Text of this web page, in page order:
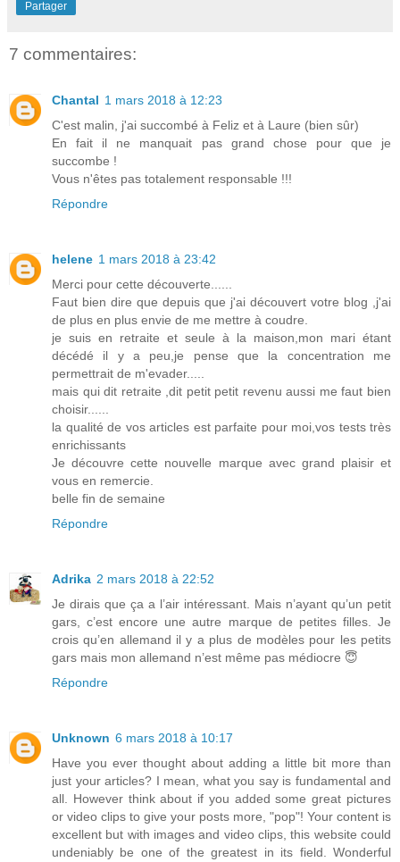
Partager
7 commentaires:
Chantal 1 mars 2018 à 12:23
C'est malin, j'ai succombé à Feliz et à Laure (bien sûr)
En fait il ne manquait pas grand chose pour que je
succombe !
Vous n'êtes pas totalement responsable !!!
Répondre
helene 1 mars 2018 à 23:42
Merci pour cette découverte......
Faut bien dire que depuis que j'ai découvert votre blog ,j'ai
de plus en plus envie de me mettre à coudre.
je suis en retraite et seule à la maison,mon mari étant
décédé il y a peu,je pense que la concentration me
permettrait de m'evader.....
mais qui dit retraite ,dit petit petit revenu aussi me faut bien
choisir......
la qualité de vos articles est parfaite pour moi,vos tests très
enrichissants
Je découvre cette nouvelle marque avec grand plaisir et
vous en remercie.
belle fin de semaine
Répondre
Adrika 2 mars 2018 à 22:52
Je dirais que ça a l’air intéressant. Mais n’ayant qu’un petit
gars, c’est encore une autre marque de petites filles. Je
crois qu’en allemand il y a plus de modèles pour les petits
gars mais mon allemand n’est même pas médiocre 😇
Répondre
Unknown 6 mars 2018 à 10:17
Have you ever thought about adding a little bit more than
just your articles? I mean, what you say is fundamental and
all. However think about if you added some great pictures
or video clips to give your posts more, "pop"! Your content is
excellent but with images and video clips, this website could
undeniably be one of the greatest in its field. Wonderful